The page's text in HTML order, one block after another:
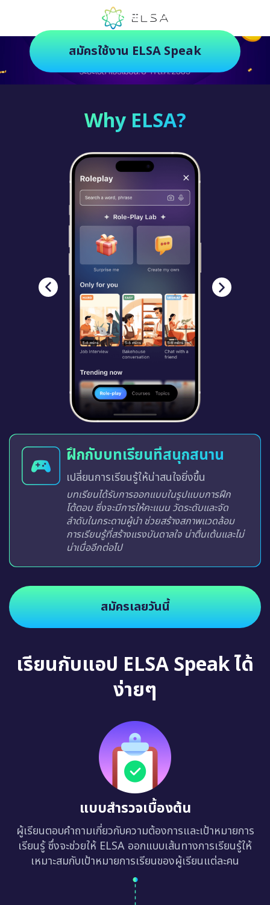
ตัวช่วยฝึกภาษายุคใหม่ ฝึกสนุกยิ่งกว่า
สมัครใช้งาน ELSA Speak
Why ELSA?
ฝึกกับบทเรียนที่สนุกสนาน
เปลี่ยนการเรียนรู้ให้น่าสนใจยิ่งขึ้น
บทเรียนได้รับการออกแบบในรูปแบบการฝึก
โต้ตอบ ซึ่งจะมีการให้คะแนน วัดระดับและจัด
ลำดับในกระดานผู้นำ ช่วยสร้างสภาพแวดล้อม
การเรียนรู้ที่สร้างแรงบันดาลใจ น่าตื่นเต้นและไม่
น่าเบื่ออีกต่อไป
สมัครเลยวันนี้
เรียนกับแอป ELSA Speak ได้
ง่ายๆ
แบบสำรวจเบื้องต้น
ผู้เรียนตอบคำถามเกี่ยวกับความต้องการและเป้าหมายการ
เรียนรู้ ซึ่งจะช่วยให้ ELSA ออกแบบเส้นทางการเรียนรู้ให้
เหมาะสมกับเป้าหมายการเรียนของผู้เรียนแต่ละคน